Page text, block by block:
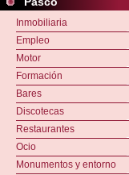
Inmobiliaria
Empleo
Motor
Formación
Bares
Discotecas
Restaurantes
Ocio
Monumentos y entorno